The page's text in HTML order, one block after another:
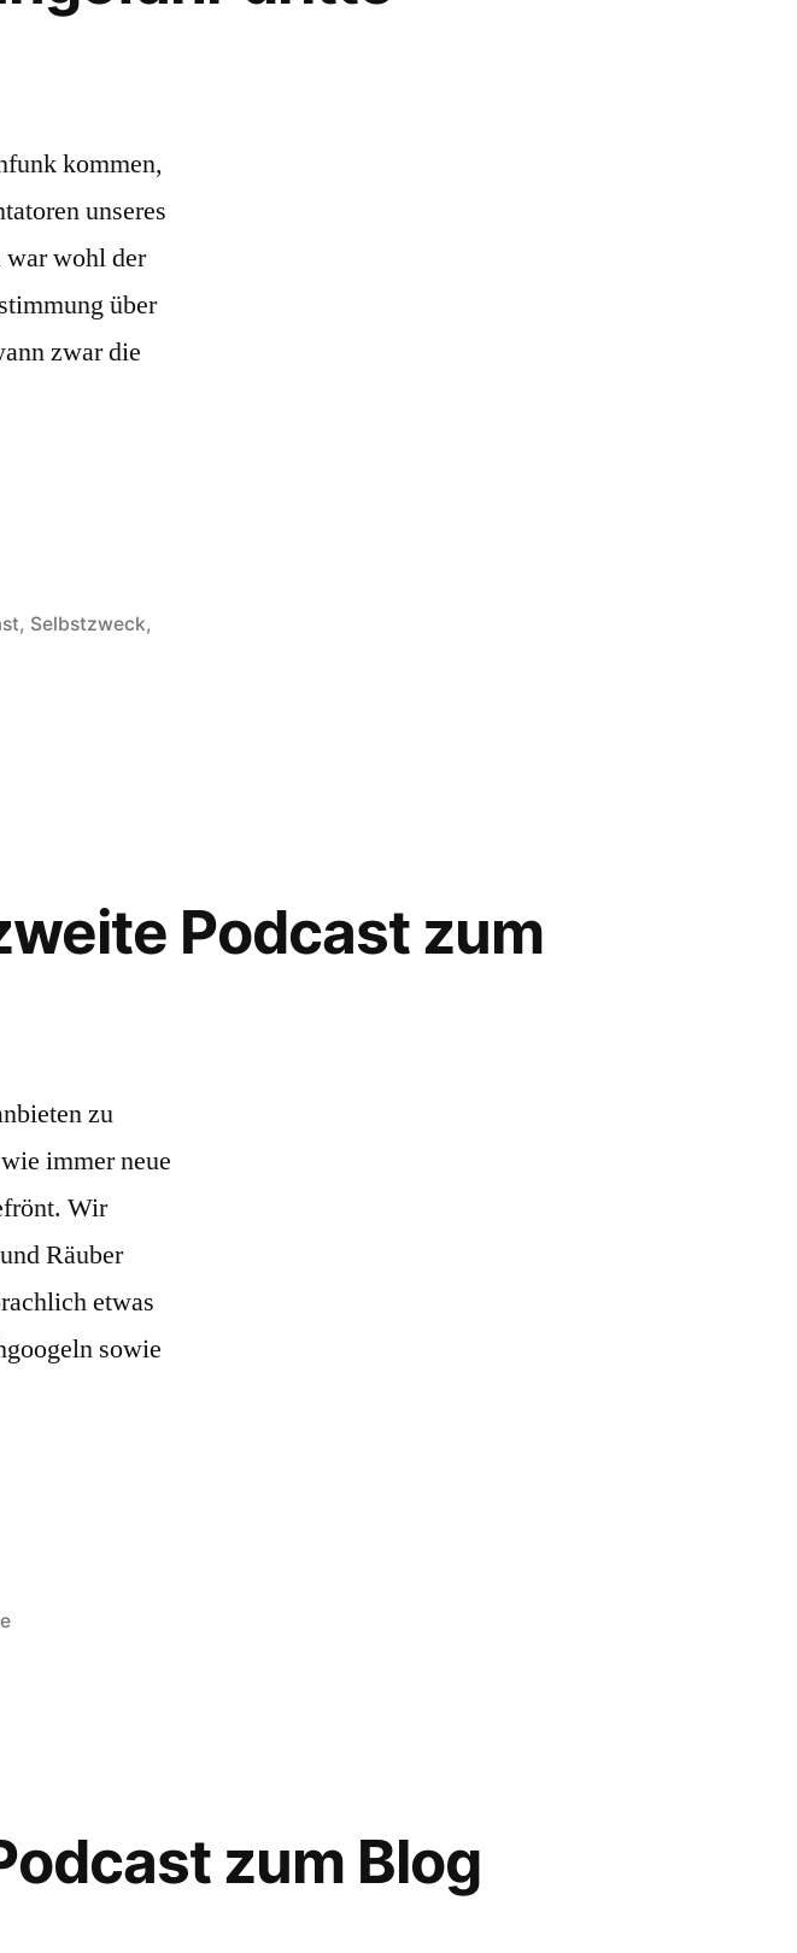
kommen,
unseres
war wohl der
über
zwar die
, Selbstzweck,
Podcast zum
zu
immer neue
Wir
Räuber
etwas
sowie
zu
zum Blog